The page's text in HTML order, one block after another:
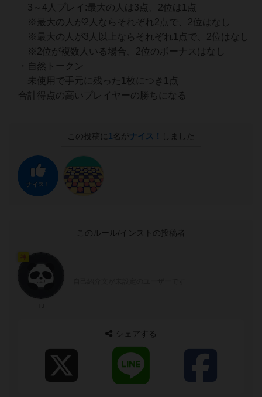
3～4人プレイ:最大の人は3点、2位は1点
※最大の人が2人ならそれぞれ2点で、2位はなし
※最大の人が3人以上ならそれぞれ1点で、2位はなし
※2位が複数人いる場合、2位のボーナスはなし
・自然トークン
未使用で手元に残った1枚につき1点
合計得点の高いプレイヤーの勝ちになる
この投稿に 1 名がナイス！ しました
ナイス！
このルール/インストの投稿者
シェアする